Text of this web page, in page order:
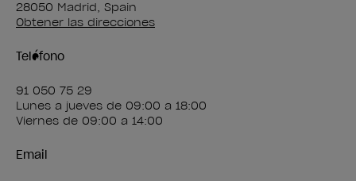
Obtener las direcciones
Teléfono
91 050 75 29
Lunes a jueves de 09:00 a 18:00
Viernes de 09:00 a 14:00
Email